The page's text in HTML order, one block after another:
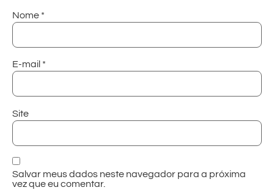
Nome *
E-mail *
Site
Salvar meus dados neste navegador para a próxima
vez que eu comentar.